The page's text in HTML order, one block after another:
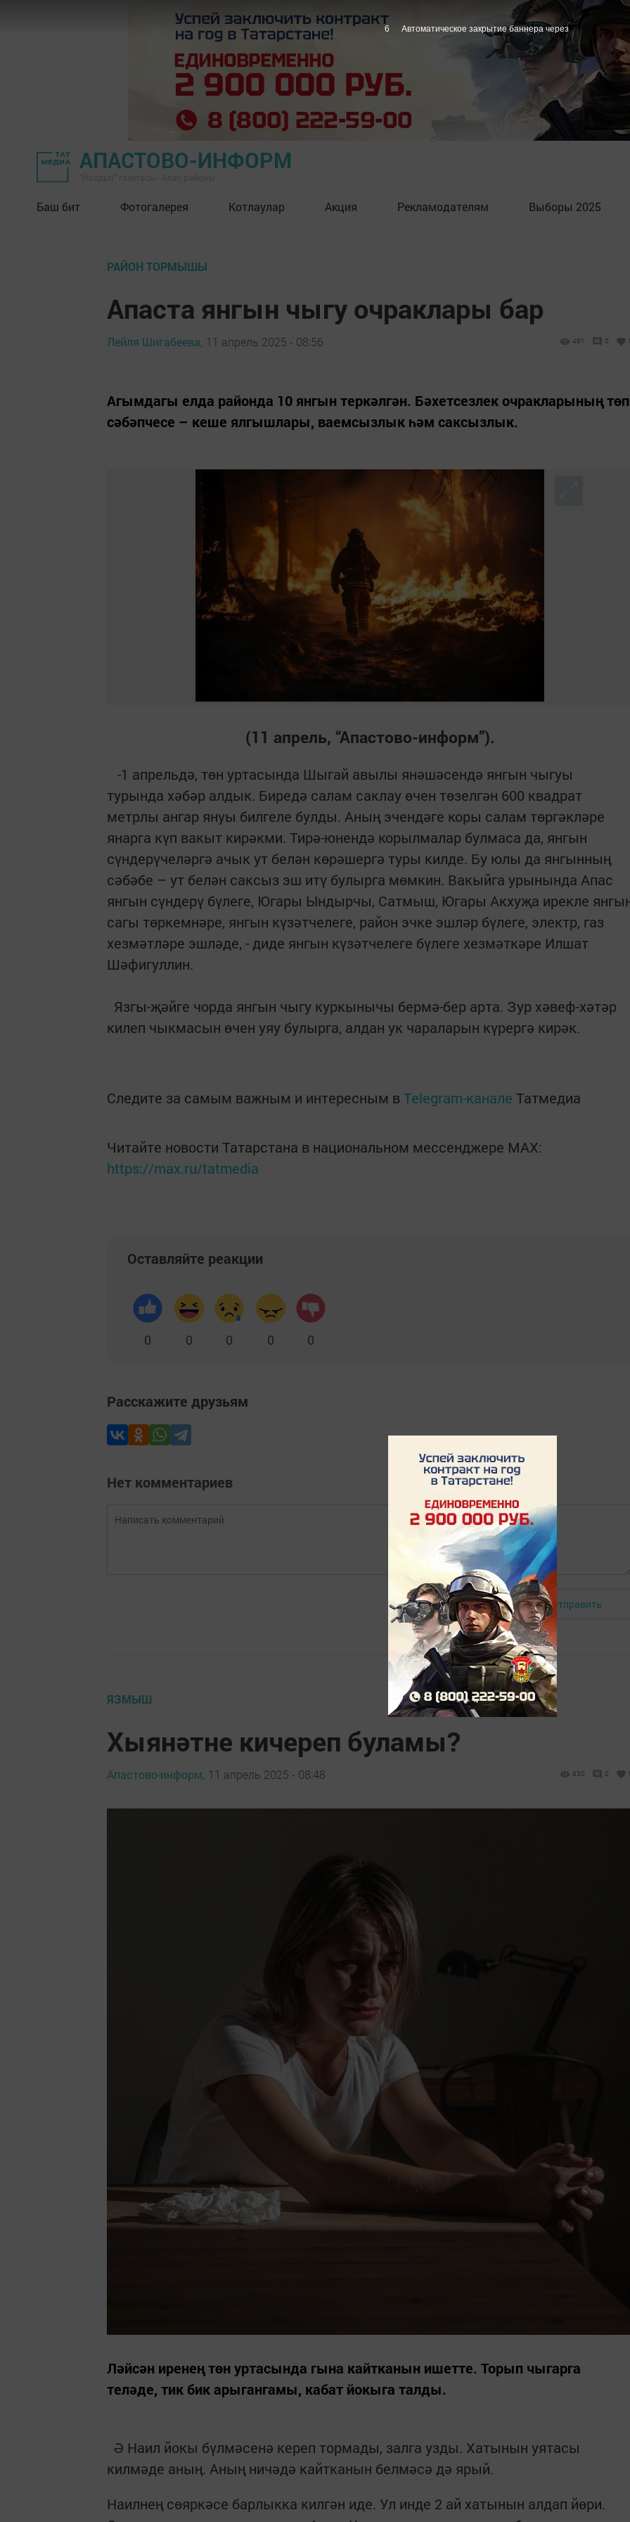
АПАСТОВО-ИНФОРМ
Баш бит Фотогалерея Котлаулар Акция Рекламодателям Выборы 2025
РАЙОН ТОРМЫШЫ
Апаста янгын чыгу очраклары бар
Лейля Шигабеева, 11 апрель 2025 - 08:56 491 0
Агымдагы елда районда 10 янгын теркәлгән. Бәхетсезлек очракларының төп
сәбәпчесе – кеше ялгышлары, ваемсызлык һәм саксызлык.
(11 апрель, “Апастово-информ”).
-1 апрельдә, төн уртасында Шыгай авылы янәшәсендә янгын чыгуы
турында хәбәр алдык. Биредә салам саклау өчен төзелгән 600 квадрат
метрлы ангар януы билгеле булды. Аның эчендәге коры салам төргәкләре
янарга күп вакыт кирәкми. Тирә-юнендә корылмалар булмаса да, янгын
сүндерүчеләргә ачык ут белән көрәшергә туры килде. Бу юлы да янгынның
сәбәбе – ут белән саксыз эш итү булырга мөмкин. Вакыйга урынында Апас
янгын сүндерү бүлеге, Югары Ындырчы, Сатмыш, Югары Акхуҗа ирекле
сагы төркемнәре, янгын күзәтчелеге, район эчке эшләр бүлеге, электр, газ
хезмәтләре эшләде, - диде янгын күзәтчелеге бүлеге хезмәткәре Илшат
Шәфигуллин.
Язгы-җәйге чорда янгын чыгу куркынычы бермә-бер арта. Зур хәвеф-хәтәр
килеп чыкмасын өчен уяу булырга, алдан ук чараларын күрергә кирәк.
Следите за самым важным и интересным в Telegram-канале Татмедиа
Читайте новости Татарстана в национальном мессенджере MАХ:
https://max.ru/tatmedia
Оставляйте реакции
0 0 0 0 0
Расскажите друзьям
Нет комментариев
Авторизоваться Отправить
ЯЗМЫШ
Хыянәтне кичереп буламы?
Апастово-информ, 11 апрель 2025 - 08:48 830 0
Ләйсән иренең төн уртасында гына кайтканын ишетте. Торып чыгарга
теләде, тик бик арыгангамы, кабат йокыга талды.
Ә Наил йокы бүлмәсенә кереп тормады, залга узды. Хатынын уятасы
килмәде аның. Аның ничәдә кайтканын белмәсә дә ярый.
Наилнең сөяркәсе барлыкка килгән иде. Ул инде 2 ай хатынын алдап йөри.
5 Автоматическое закрытие баннера через